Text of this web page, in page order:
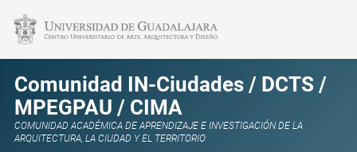
Comunidad IN-Ciudades / DCTS /
MPEGPAU / CIMA
COMUNIDAD ACADÉMICA DE APRENDIZAJE E INVESTIGACIÓN DE LA
ARQUITECTURA, LA CIUDAD Y EL TERRITORIO